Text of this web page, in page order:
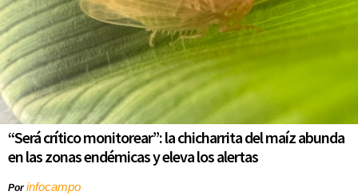
“Será crítico monitorear”: la chicharrita del maíz abunda
en las zonas endémicas y eleva los alertas
Porinfocampo